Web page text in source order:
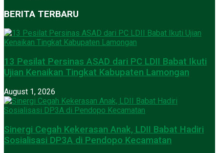
BERITA TERBARU
13 Pesilat Persinas ASAD dari PC LDII Babat Ikuti
Ujian Kenaikan Tingkat Kabupaten Lamongan
August 1, 2026
Sinergi Cegah Kekerasan Anak, LDII Babat Hadiri
Sosialisasi DP3A di Pendopo Kecamatan